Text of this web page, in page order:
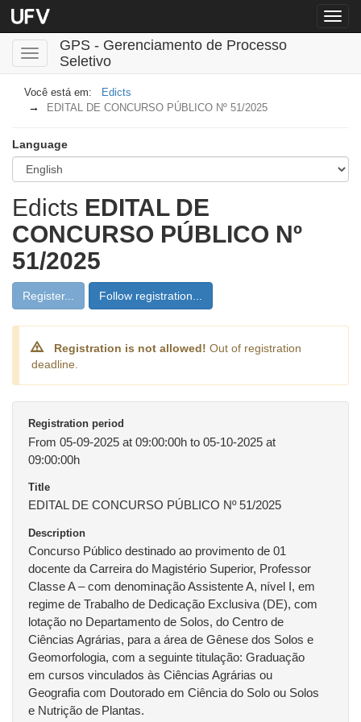
Menu
Toggle
navigation
GPS - Gerenciamento de Processo
Seletivo
Edicts
EDITAL DE CONCURSO PÚBLICO Nº 51/2025
Language
Edicts EDITAL DE
CONCURSO PÚBLICO Nº
51/2025
Register... Follow registration...
Registration is not allowed! Out of registration
deadline.
Registration period
From 05-09-2025 at 09:00:00h to 05-10-2025 at
09:00:00h
Title
EDITAL DE CONCURSO PÚBLICO Nº 51/2025
Description
Concurso Público destinado ao provimento de 01
docente da Carreira do Magistério Superior, Professor
Classe A – com denominação Assistente A, nível I, em
regime de Trabalho de Dedicação Exclusiva (DE), com
lotação no Departamento de Solos, do Centro de
Ciências Agrárias, para a área de Gênese dos Solos e
Geomorfologia, com a seguinte titulação: Graduação
em cursos vinculados às Ciências Agrárias ou
Geografia com Doutorado em Ciência do Solo ou Solos
e Nutrição de Plantas.